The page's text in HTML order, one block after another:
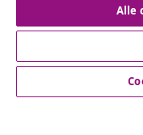
© 2008-2026 vidaXL
Alle